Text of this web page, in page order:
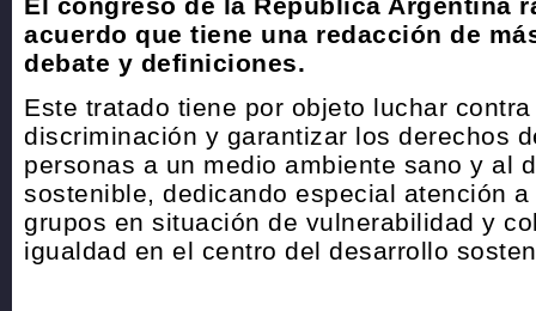
acuerdo que tiene una redacción de
debate y definiciones.
Este tratado tiene por objeto luchar
discriminación y garantizar los derechos
personas a un medio ambiente sano y al
sostenible, dedicando especial atención
grupos en situación de vulnerabilidad y
igualdad en el centro del desarrollo